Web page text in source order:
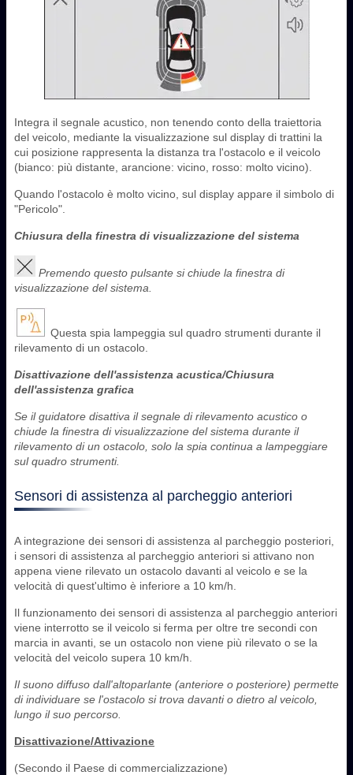
Integra il segnale acustico, non tenendo conto della traiettoria
del veicolo, mediante la visualizzazione sul display di trattini la
cui posizione rappresenta la distanza tra l'ostacolo e il veicolo
(bianco: più distante, arancione: vicino, rosso: molto vicino).
Quando l'ostacolo è molto vicino, sul display appare il simbolo di
"Pericolo".
Chiusura della finestra di visualizzazione del sistema
Premendo questo pulsante si chiude la finestra di
visualizzazione del sistema.
Questa spia lampeggia sul quadro strumenti durante il
rilevamento di un ostacolo.
Disattivazione dell'assistenza acustica/Chiusura
dell'assistenza grafica
Se il guidatore disattiva il segnale di rilevamento acustico o
chiude la finestra di visualizzazione del sistema durante il
rilevamento di un ostacolo, solo la spia continua a lampeggiare
sul quadro strumenti.
Sensori di assistenza al parcheggio anteriori
A integrazione dei sensori di assistenza al parcheggio posteriori,
i sensori di assistenza al parcheggio anteriori si attivano non
appena viene rilevato un ostacolo davanti al veicolo e se la
velocità di quest'ultimo è inferiore a 10 km/h.
Il funzionamento dei sensori di assistenza al parcheggio anteriori
viene interrotto se il veicolo si ferma per oltre tre secondi con
marcia in avanti, se un ostacolo non viene più rilevato o se la
velocità del veicolo supera 10 km/h.
Il suono diffuso dall'altoparlante (anteriore o posteriore) permette
di individuare se l'ostacolo si trova davanti o dietro al veicolo,
lungo il suo percorso.
Disattivazione/Attivazione
(Secondo il Paese di commercializzazione)